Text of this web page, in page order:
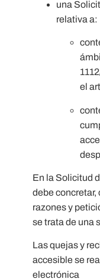
una
relativa a:
el
En la Solicitud
debe concretar,
razones y
se trata de una
Las quejas y
accesible se
electrónica